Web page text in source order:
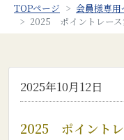
TOPページ 会員様専用
2025 ポイントレース
2025年10月12日
2025 ポイントレ